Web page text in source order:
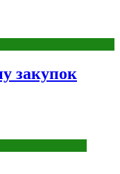
закупок